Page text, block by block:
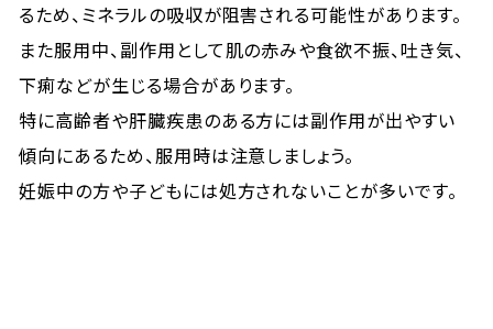
るため、ミネラルの吸収が阻害される可能性があります。
また服用中、副作用として肌の赤みや食欲不振、吐き気、
下痢などが生じる場合があります。
特に高齢者や肝臓疾患のある方には副作用が出やすい
傾向にあるため、服用時は注意しましょう。
妊娠中の方や子どもには処方されないことが多いです。